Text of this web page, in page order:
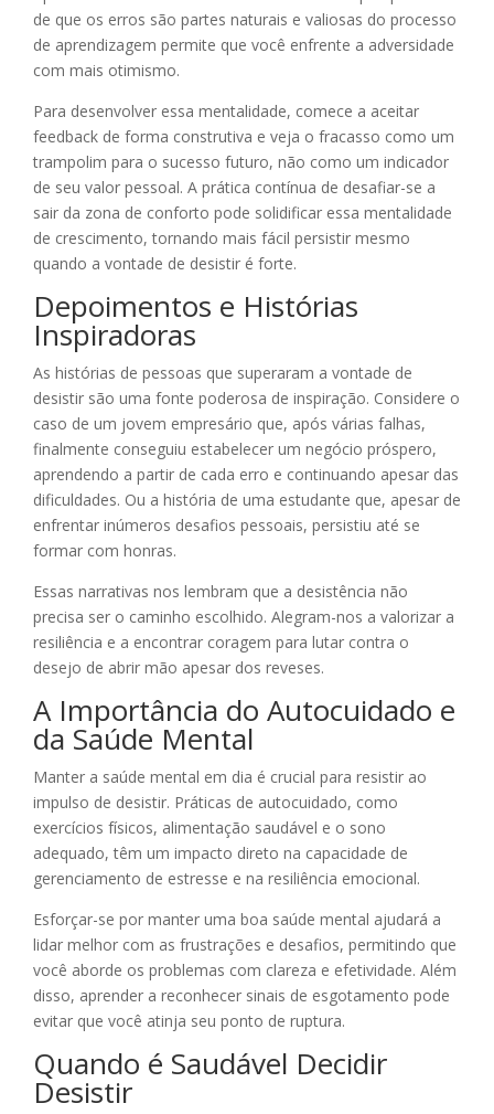
de que os erros são partes naturais e valiosas do processo
de aprendizagem permite que você enfrente a adversidade
com mais otimismo.
Para desenvolver essa mentalidade, comece a aceitar
feedback de forma construtiva e veja o fracasso como um
trampolim para o sucesso futuro, não como um indicador
de seu valor pessoal. A prática contínua de desafiar-se a
sair da zona de conforto pode solidificar essa mentalidade
de crescimento, tornando mais fácil persistir mesmo
quando a vontade de desistir é forte.
Depoimentos e Histórias
Inspiradoras
As histórias de pessoas que superaram a vontade de
desistir são uma fonte poderosa de inspiração. Considere o
caso de um jovem empresário que, após várias falhas,
finalmente conseguiu estabelecer um negócio próspero,
aprendendo a partir de cada erro e continuando apesar das
dificuldades. Ou a história de uma estudante que, apesar de
enfrentar inúmeros desafios pessoais, persistiu até se
formar com honras.
Essas narrativas nos lembram que a desistência não
precisa ser o caminho escolhido. Alegram-nos a valorizar a
resiliência e a encontrar coragem para lutar contra o
desejo de abrir mão apesar dos reveses.
A Importância do Autocuidado e
da Saúde Mental
Manter a saúde mental em dia é crucial para resistir ao
impulso de desistir. Práticas de autocuidado, como
exercícios físicos, alimentação saudável e o sono
adequado, têm um impacto direto na capacidade de
gerenciamento de estresse e na resiliência emocional.
Esforçar-se por manter uma boa saúde mental ajudará a
lidar melhor com as frustrações e desafios, permitindo que
você aborde os problemas com clareza e efetividade. Além
disso, aprender a reconhecer sinais de esgotamento pode
evitar que você atinja seu ponto de ruptura.
Quando é Saudável Decidir
Desistir